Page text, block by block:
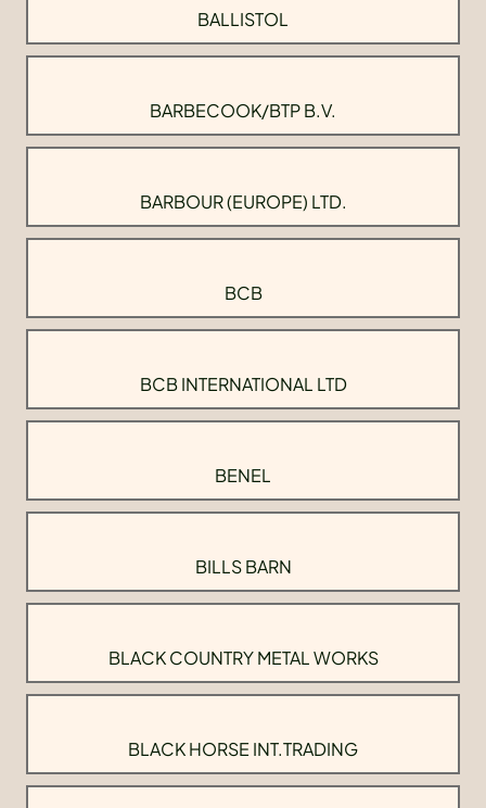
BALLISTOL
BARBECOOK/BTP B.V.
BARBOUR (EUROPE) LTD.
BCB
BCB INTERNATIONAL LTD
BENEL
BILLS BARN
BLACK COUNTRY METAL WORKS
BLACK HORSE INT.TRADING